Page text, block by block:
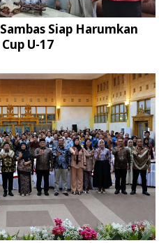
Siap Harumkan
U-17